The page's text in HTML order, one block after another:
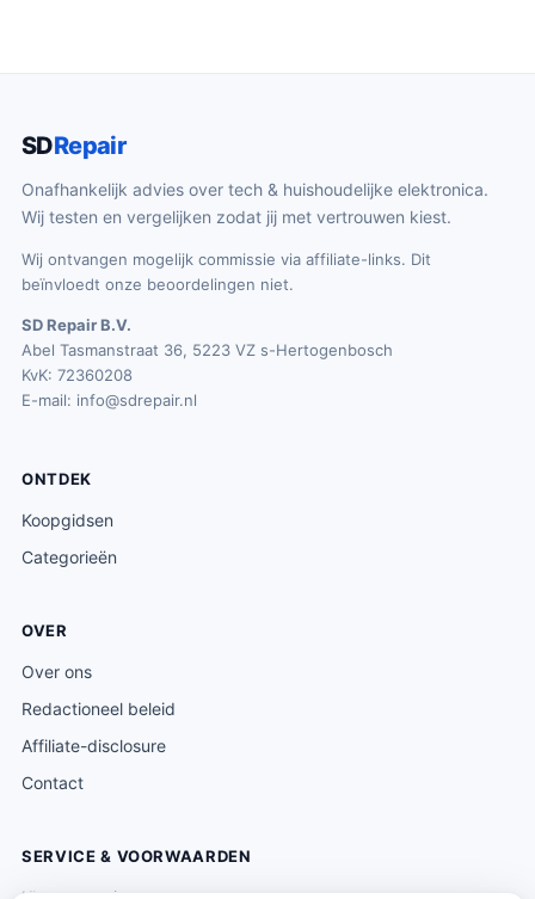
SDRepair
Onafhankelijk advies over tech & huishoudelijke elektronica.
Wij testen en vergelijken zodat jij met vertrouwen kiest.
Wij ontvangen mogelijk commissie via affiliate-links. Dit
beïnvloedt onze beoordelingen niet.
SD Repair B.V.
Abel Tasmanstraat 36, 5223 VZ s-Hertogenbosch
KvK: 72360208
E-mail: info@sdrepair.nl
ONTDEK
Koopgidsen
Categorieën
OVER
Over ons
Redactioneel beleid
Affiliate-disclosure
Contact
SERVICE & VOORWAARDEN